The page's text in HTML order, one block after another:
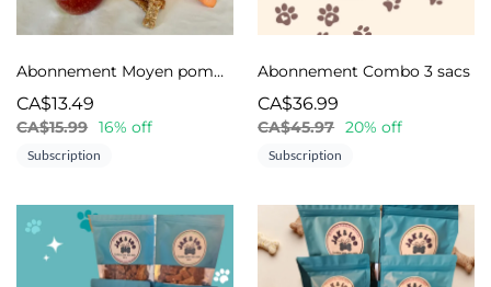
Abonnement Moyen pommes et carottes
CA$13.49
CA$15.99 16% off
Subscription
Abonnement Combo 3 sacs
CA$36.99
CA$45.97 20% off
Subscription